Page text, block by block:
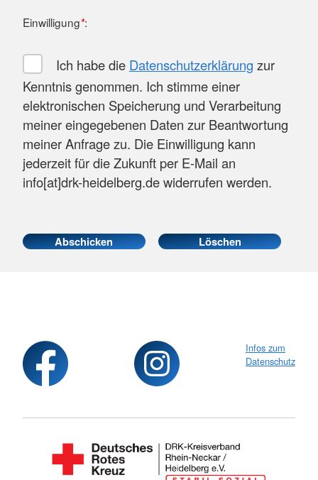
Einwilligung*:
Ich habe die Datenschutzerklärung zur
Kenntnis genommen. Ich stimme einer
elektronischen Speicherung und Verarbeitung
meiner eingegebenen Daten zur Beantwortung
meiner Anfrage zu. Die Einwilligung kann
jederzeit für die Zukunft per E-Mail an
info[at]drk-heidelberg.de widerrufen werden.
Infos zum
Datenschutz